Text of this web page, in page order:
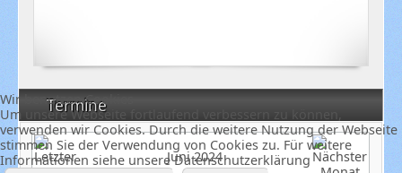
Termine
Juni 2024
Wir benutzen Cookies
Um unsere Webseite fortlaufend verbessern zu können,
verwenden wir Cookies. Durch die weitere Nutzung der Webseite
stimmen Sie der Verwendung von Cookies zu. Für weitere
Informationen siehe unsere Datenschutzerklärung